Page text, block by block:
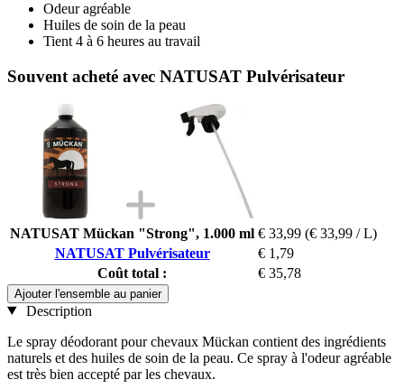
Odeur agréable
Huiles de soin de la peau
Tient 4 à 6 heures au travail
Souvent acheté avec NATUSAT Pulvérisateur
NATUSAT Mückan "Strong", 1.000 ml € 33,99 (€ 33,99 / L)
NATUSAT Pulvérisateur
€ 1,79
Coût total :
€ 35,78
Ajouter l'ensemble au panier
Description
Le spray déodorant pour chevaux Mückan contient des ingrédients
naturels et des huiles de soin de la peau. Ce spray à l'odeur agréable
est très bien accepté par les chevaux.